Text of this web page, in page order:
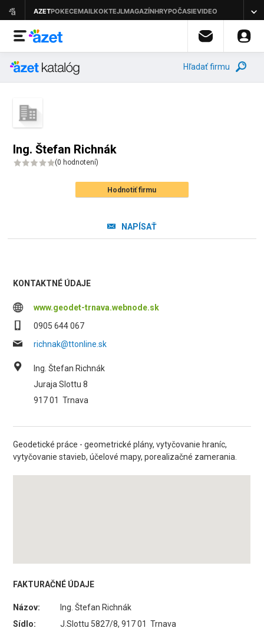
Hľadať firmu
Ing. Štefan Richnák
(0 hodnotení)
Hodnotiť firmu
NAPÍSAŤ
KONTAKTNÉ ÚDAJE
www.geodet-trnava.webnode.sk
0905 644 067
richnak@ttonline.sk
Ing. Štefan Richnák
Juraja Slottu 8
917 01 Trnava
Geodetické práce - geometrické plány, vytyčovanie hraníc,
vytyčovanie stavieb, účelové mapy, porealizačné zamerania.
FAKTURAČNÉ ÚDAJE
Názov:
Ing. Štefan Richnák
Sídlo:
J.Slottu 5827/8, 917 01 Trnava